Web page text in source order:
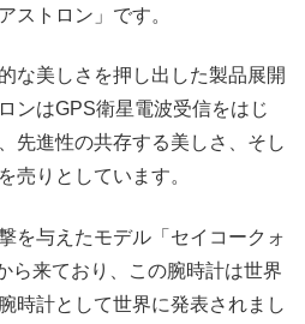
ストロン」です。
な美しさを押し出した製品展開
ンはGPS衛星電波受信をはじ
先進性の共存する美しさ、そし
売りとしています。
を与えたモデル「セイコークォ
ら来ており、この腕時計は世界
時計として世界に発表されまし